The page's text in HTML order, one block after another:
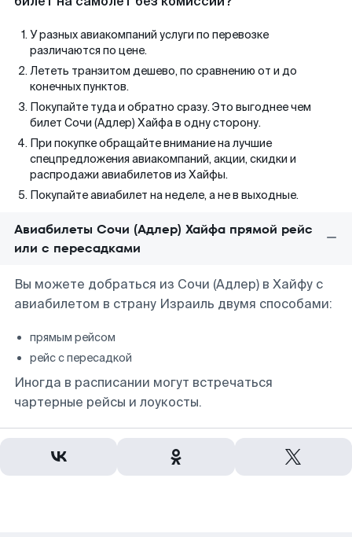
У разных авиакомпаний услуги по перевозке
различаются по цене.
Лететь транзитом дешево, по сравнению от и до
конечных пунктов.
Покупайте туда и обратно сразу. Это выгоднее чем
билет Сочи (Адлер) Хайфа в одну сторону.
При покупке обращайте внимание на лучшие
спецпредложения авиакомпаний, акции, скидки и
распродажи авиабилетов из Хайфы.
Покупайте авиабилет на неделе, а не в выходные.
Авиабилеты Сочи (Адлер) Хайфа прямой рейс
или с пересадками
Вы можете добраться из Сочи (Адлер) в Хайфу с
авиабилетом в страну Израиль двумя способами:
прямым рейсом
рейс с пересадкой
Иногда в расписании могут встречаться
чартерные рейсы и лоукосты.